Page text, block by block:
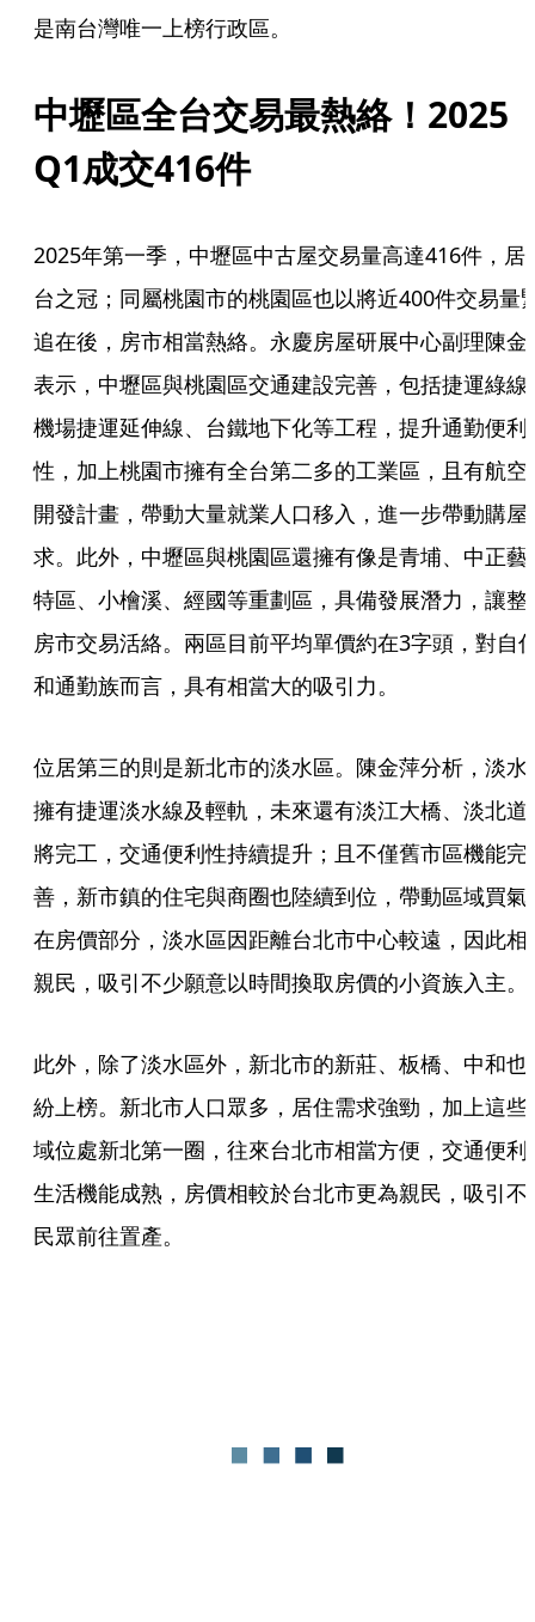
是南台灣唯一上榜行政區。
中壢區全台交易最熱絡！2025
Q1成交416件
2025年第一季，中壢區中古屋交易量高達416件，居
台之冠；同屬桃園市的桃園區也以將近400件交易量
追在後，房市相當熱絡。永慶房屋研展中心副理陳金
表示，中壢區與桃園區交通建設完善，包括捷運綠線
機場捷運延伸線、台鐵地下化等工程，提升通勤便利
性，加上桃園市擁有全台第二多的工業區，且有航空
開發計畫，帶動大量就業人口移入，進一步帶動購屋
求。此外，中壢區與桃園區還擁有像是青埔、中正藝
特區、小檜溪、經國等重劃區，具備發展潛力，讓整
房市交易活絡。兩區目前平均單價約在3字頭，對自
和通勤族而言，具有相當大的吸引力。
位居第三的則是新北市的淡水區。陳金萍分析，淡水
擁有捷運淡水線及輕軌，未來還有淡江大橋、淡北道
將完工，交通便利性持續提升；且不僅舊市區機能完
善，新市鎮的住宅與商圈也陸續到位，帶動區域買氣
在房價部分，淡水區因距離台北市中心較遠，因此相
親民，吸引不少願意以時間換取房價的小資族入主。
此外，除了淡水區外，新北市的新莊、板橋、中和也
紛上榜。新北市人口眾多，居住需求強勁，加上這些
域位處新北第一圈，往來台北市相當方便，交通便利
生活機能成熟，房價相較於台北市更為親民，吸引不
民眾前往置產。